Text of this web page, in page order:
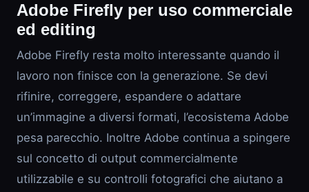
Adobe Firefly per uso commerciale
ed editing
Adobe Firefly resta molto interessante quando il
lavoro non finisce con la generazione. Se devi
rifinire, correggere, espandere o adattare
un’immagine a diversi formati, l’ecosistema Adobe
pesa parecchio. Inoltre Adobe continua a spingere
sul concetto di output commercialmente
utilizzabile e su controlli fotografici che aiutano a